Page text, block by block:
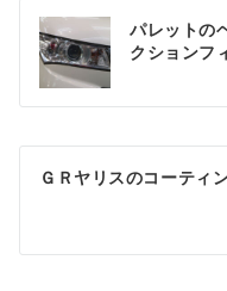
投
稿
ナ
ビ
ゲ
シ
パレットの
クションフ
ＧＲヤリスのコーティ